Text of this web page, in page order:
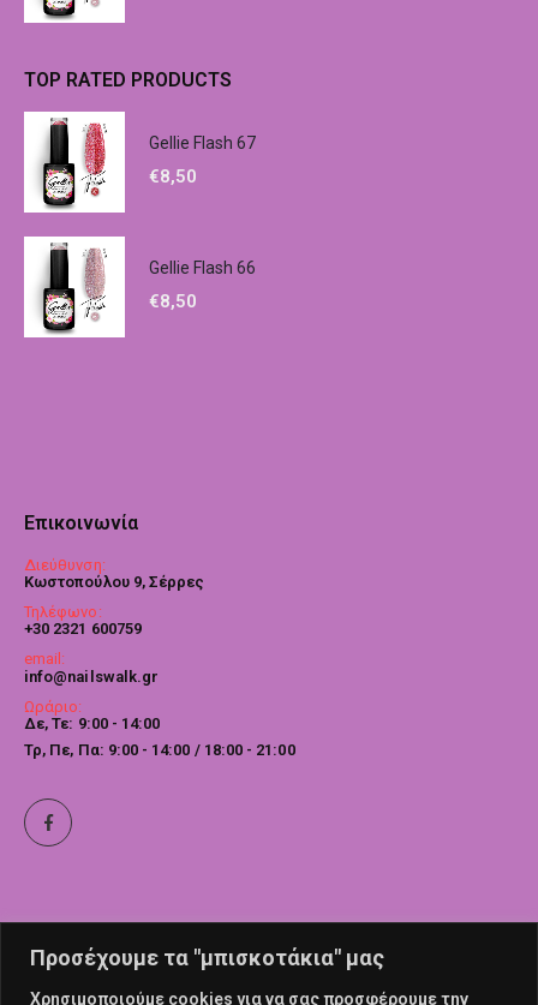
Προσέχουμε τα "μπισκοτάκια" μας
Χρησιμοποιούμε cookies για να σας προσφέρουμε την
TOP RATED PRODUCTS
Gellie Flash 67
€8,50
Gellie Flash 66
€8,50
Επικοινωνία
Διεύθυνση:
Κωστοπούλου 9, Σέρρες
Τηλέφωνο:
+30 2321 600759
email:
info@nailswalk.gr
Ωράριο:
Δε, Τε: 9:00 - 14:00
Τρ, Πε, Πα: 9:00 - 14:00 / 18:00 - 21:00